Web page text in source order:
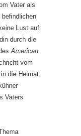
Vater als
Lust auf
durch die
American
vom
die Heimat.
Vaters